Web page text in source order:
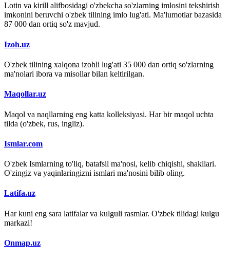
Lotin va kirill alifbosidagi o'zbekcha so'zlarning imlosini tekshirish
imkonini beruvchi o'zbek tilining imlo lug'ati. Ma'lumotlar bazasida
87 000 dan ortiq so'z mavjud.
Izoh.uz
O'zbek tilining xalqona izohli lug'ati 35 000 dan ortiq so'zlarning
ma'nolari ibora va misollar bilan keltirilgan.
Maqollar.uz
Maqol va naqllarning eng katta kolleksiyasi. Har bir maqol uchta
tilda (o'zbek, rus, ingliz).
Ismlar.com
O'zbek Ismlarning to'liq, batafsil ma'nosi, kelib chiqishi, shakllari.
O'zingiz va yaqinlaringizni ismlari ma'nosini bilib oling.
Latifa.uz
Har kuni eng sara latifalar va kulguli rasmlar. O'zbek tilidagi kulgu
markazi!
Onmap.uz